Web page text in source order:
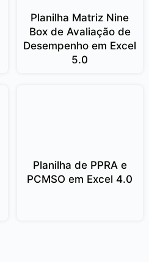
Planilha Matriz Nine
Box de Avaliação de
Desempenho em Excel
5.0
Planilha de PPRA e
PCMSO em Excel 4.0